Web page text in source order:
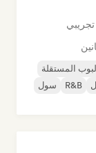
المستقلة
R&B
سول